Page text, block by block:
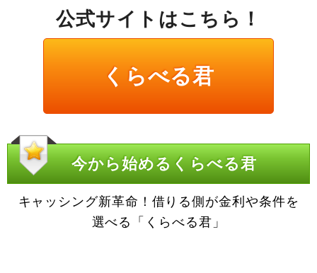
公式サイトはこちら！
くらべる君
今から始めるくらべる君
キャッシング新革命！借りる側が金利や条件を
選べる「くらべる君」